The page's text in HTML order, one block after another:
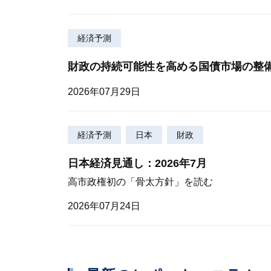
経済予測
財政の持続可能性を高める国債市場の整
2026年07月29日
経済予測 日本 財政
日本経済見通し：2026年7月
高市政権初の「骨太方針」を読む
2026年07月24日